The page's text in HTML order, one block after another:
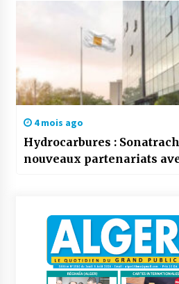
4 mois ago
Hydrocarbures :
nouveaux partenariats